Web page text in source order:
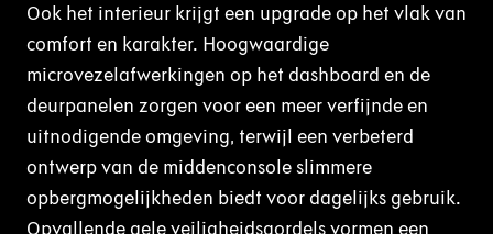
Ook het interieur krijgt een upgrade op het vlak van
comfort en karakter. Hoogwaardige
microvezelafwerkingen op het dashboard en de
deurpanelen zorgen voor een meer verfijnde en
uitnodigende omgeving, terwijl een verbeterd
ontwerp van de middenconsole slimmere
opbergmogelijkheden biedt voor dagelijks gebruik.
Opvallende gele veiligheidsgordels vormen een